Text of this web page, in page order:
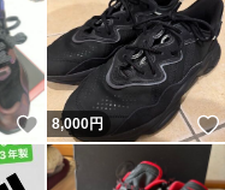
いいね！
8,000円